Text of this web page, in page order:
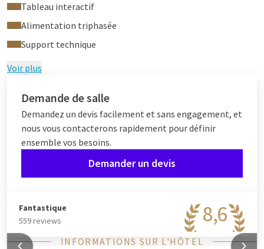
Tableau interactif
Alimentation triphasée
Support technique
Voir plus
Demande de salle
Demandez un devis facilement et sans engagement, et
nous vous contacterons rapidement pour définir
ensemble vos besoins.
Demander un devis
8,6
Fantastique
559 reviews
INFORMATIONS SUR L'HÔTEL